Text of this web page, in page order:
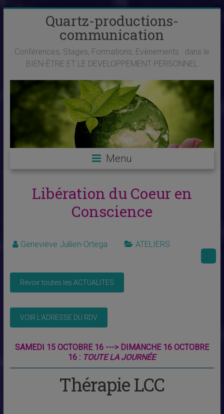
Quartz-productions-
communication
Conférences, Stages, Formations, Evènements : dans le
BIEN-ÊTRE ET LE DEVELOPPEMENT PERSONNEL
Menu
Libération du Coeur en
Conscience
Geneviève Jullien-Ortega ATELIERS
SAMEDI 15 OCTOBRE 16 ---> DIMANCHE 16 OCTOBRE
16 : TOUTE LA JOURNÉE
Thérapie LCC